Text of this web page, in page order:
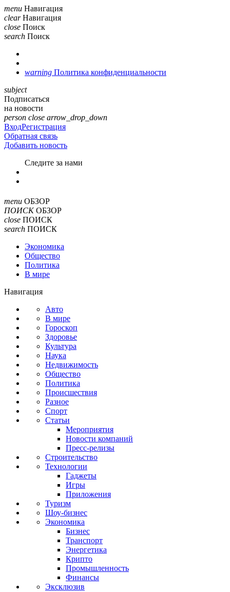
menu Навигация
clear Навигация
close Поиск
search Поиск
warning Политика конфиденциальности
subject
Подписаться
на новости
person close arrow_drop_down
ВходРегистрация
Обратная связь
Добавить новость
Cледите за нами
menu ОБЗОР
ПОИСК ОБЗОР
close ПОИСК
search ПОИСК
Экономика
Общество
Политика
В мире
Навигация
Авто
В мире
Гороскоп
Здоровье
Культура
Наука
Недвижимость
Общество
Политика
Происшествия
Разное
Спорт
Статьи
Мероприятия
Новости компаний
Пресс-релизы
Строительство
Технологии
Гаджеты
Игры
Приложения
Туризм
Шоу-бизнес
Экономика
Бизнес
Транспорт
Энергетика
Крипто
Промышленность
Финансы
Эксклюзив